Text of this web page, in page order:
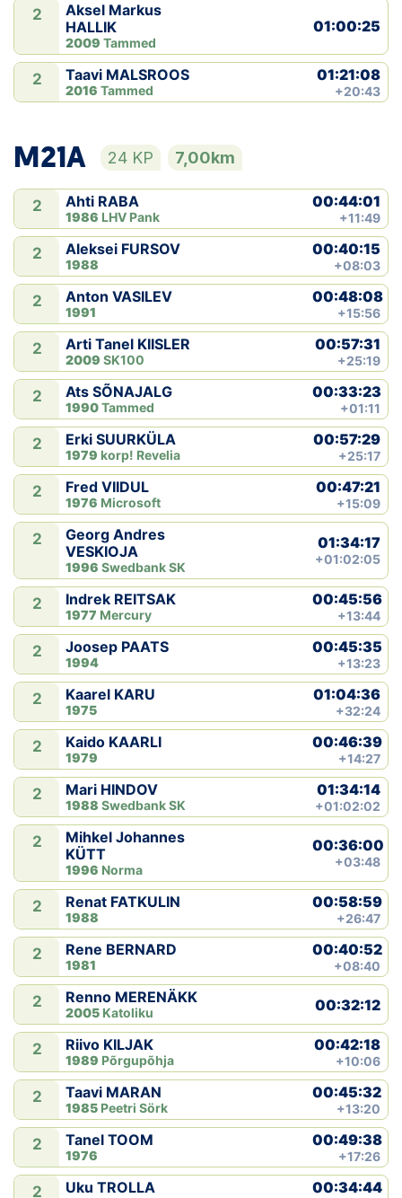
2
Aksel Markus
HALLIK
2009 Tammed
01:00:25
2 Taavi MALSROOS
2016 Tammed
01:21:08
+20:43
M21A 24 KP 7,00km
2 Ahti RABA
1986 LHV Pank
00:44:01
+11:49
2 Aleksei FURSOV
1988
00:40:15
+08:03
2 Anton VASILEV
1991
00:48:08
+15:56
2 Arti Tanel KIISLER
2009 SK100
00:57:31
+25:19
2 Ats SÕNAJALG
1990Tammed
00:33:23
+01:11
2 Erki SUURKÜLA
1979 korp! Revelia
00:57:29
+25:17
2 Fred VIIDUL
1976 Microsoft
00:47:21
+15:09
2
Georg Andres
VESKIOJA
1996 Swedbank SK
01:34:17
+01:02:05
2 Indrek REITSAK
1977 Mercury
00:45:56
+13:44
2 Joosep PAATS
1994
00:45:35
+13:23
2 Kaarel KARU
1975
01:04:36
+32:24
2 Kaido KAARLI
1979
00:46:39
+14:27
2 Mari HINDOV
1988 Swedbank SK
01:34:14
+01:02:02
2
Mihkel Johannes
KÜTT
1996 Norma
00:36:00
+03:48
2 Renat FATKULIN
1988
00:58:59
+26:47
2 Rene BERNARD
1981
00:40:52
+08:40
2 Renno MERENÄKK
2005 Katoliku 00:32:12
2 Riivo KILJAK
1989 Põrgupõhja
00:42:18
+10:06
2 Taavi MARAN
1985 Peetri Sörk
00:45:32
+13:20
2 Tanel TOOM
1976
00:49:38
+17:26
2 Uku TROLLA 00:34:44